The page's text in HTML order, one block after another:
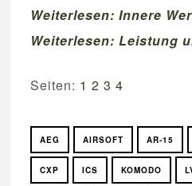
Weiterlesen: Innere
Weiterlesen: Leistung
Seiten: 1 2 3 4
AEG AIRSOFT AR-15
CXP ICS KOMODO